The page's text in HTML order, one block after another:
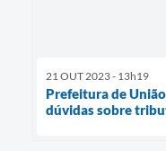
21 OUT 2023 - 13h19
Prefeitura de
dúvidas sobre